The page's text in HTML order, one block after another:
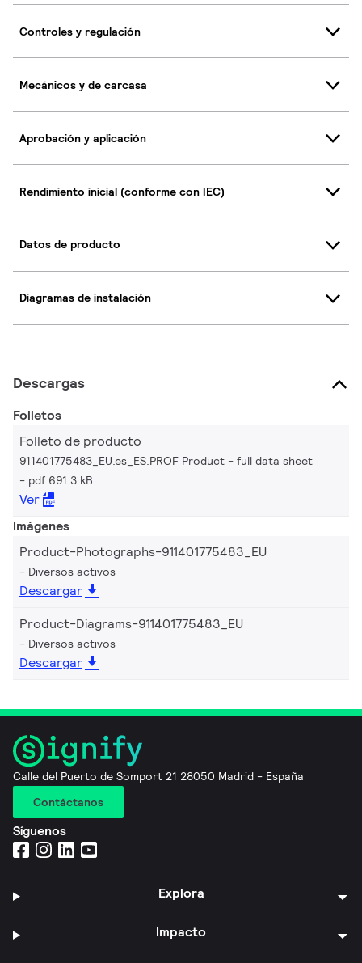
Controles y regulación
Mecánicos y de carcasa
Aprobación y aplicación
Rendimiento inicial (conforme con IEC)
Datos de producto
Diagramas de instalación
Descargas
Folletos
Folleto de producto
911401775483_EU.es_ES.PROF Product - full data sheet
pdf 691.3 kB
Ver
Imágenes
Product-Photographs-911401775483_EU
Diversos activos
Descargar
Product-Diagrams-911401775483_EU
Diversos activos
Descargar
Calle del Puerto de Somport 21 28050 Madrid - España
Contáctanos
Síguenos
Explora
Impacto